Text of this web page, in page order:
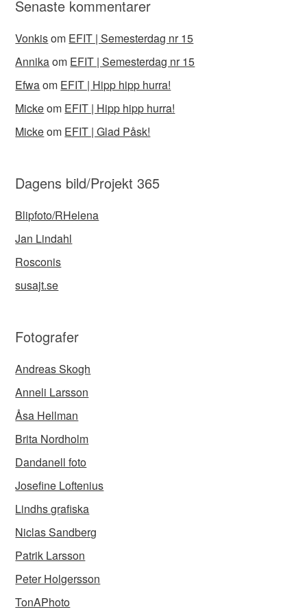
Senaste kommentarer
Vonkisom EFIT | Semesterdag nr 15
Annikaom EFIT | Semesterdag nr 15
Efwaom EFIT | Hipp hipp hurra!
Mickeom EFIT | Hipp hipp hurra!
Mickeom EFIT | Glad Påsk!
Dagens bild/Projekt 365
Blipfoto/RHelena
Jan Lindahl
Rosconis
susajt.se
Fotografer
Andreas Skogh
Anneli Larsson
Åsa Hellman
Brita Nordholm
Dandanell foto
Josefine Loftenius
Lindhs grafiska
Niclas Sandberg
Patrik Larsson
Peter Holgersson
TonAPhoto